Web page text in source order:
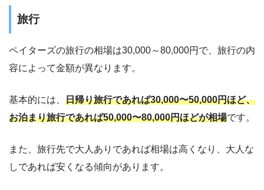
旅行
ペイターズの旅行の相場は30,000～80,000円で、旅行の内
容によって金額が異なります。
基本的には、 日帰り旅行であれば30,000〜50,000円ほど、
お泊まり旅行であれば50,000〜80,000円ほどが相場です。
また、旅行先で大人ありであれば相場は高くなり、大人な
しであれば安くなる傾向があります。